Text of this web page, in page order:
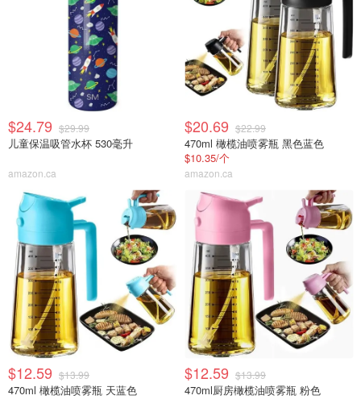
$24.79 $29.99
儿童保温吸管水杯 530毫升
amazon.ca
$20.69 $22.99
470ml 橄榄油喷雾瓶 黑色蓝色
$10.35/个
amazon.ca
$12.59 $13.99
470ml 橄榄油喷雾瓶 天蓝色
$12.59 $13.99
470ml厨房橄榄油喷雾瓶 粉色